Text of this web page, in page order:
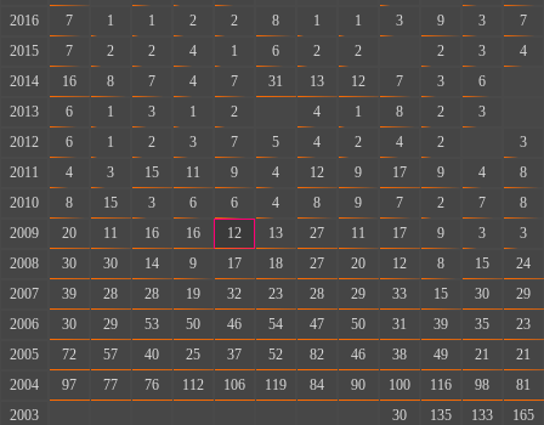
2016
7 1 1 2 2 8 1 1 3 9 3
7
2015
7 2 2 4 1 6 2 2 2 3
4
2014
16 8 7 4 7 31 13 12 7 3 6
2013
6 1 3 1 2 4 1 8 2 3
2012
6 1 2 3 7 5 4 2 4 2
3
2011
4 3 15 11 9 4 12 9 17 9 4
8
2010
8 15 3 6 6 4 8 9 7 2 7
8
2009
20 11 16 16 12 13 27 11 17 9 3
3
2008
30 30 14 9 17 18 27 20 12 8 15
24
2007
39 28 28 19 32 23 28 29 33 15 30
29
2006
30 29 53 50 46 54 47 50 31 39 35
23
2005
72 57 40 25 37 52 82 46 38 49 21
21
2004
97 77 76 112 106 119 84 90 100 116 98
81
2003
30 135 133 165